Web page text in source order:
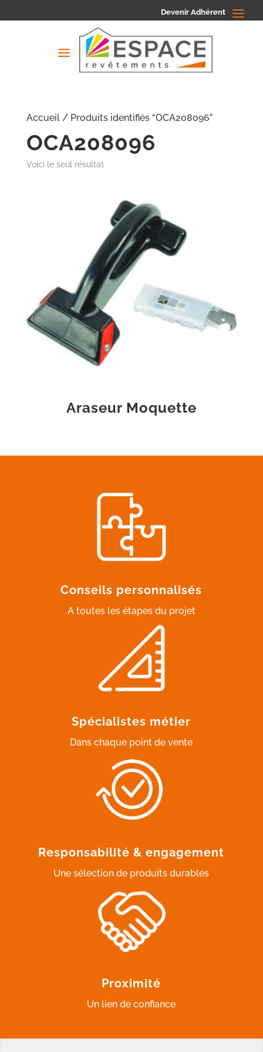
Devenir Adhérent
Accueil/ Produits identifiés “OCA208096”
OCA208096
Voici le seul résultat
Araseur Moquette
Conseils personnalisés
A toutes les étapes du projet
Spécialistes métier
Dans chaque point de vente
Responsabilité & engagement
Une sélection de produits durables
Proximité
Un lien de confiance